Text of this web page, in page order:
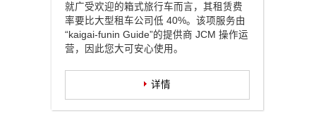
就广受欢迎的箱式旅行车而言，其租赁费
率要比大型租车公司低 40%。该项服务由
“kaigai-funin Guide”的提供商 JCM 操作运
营，因此您大可安心使用。
详情